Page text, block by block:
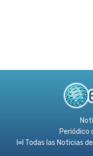
Periódico
l≡l Todas las Noticias